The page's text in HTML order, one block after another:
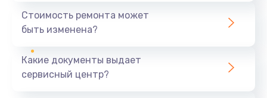
1500 руб.
Ремонт цепи питания
Стоимость ремонта может
быть изменена?
Какие документы выдает
сервисный центр?